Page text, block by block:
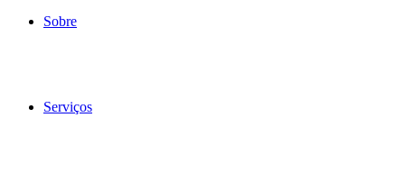
Sobre
Serviços